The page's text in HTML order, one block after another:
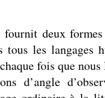
deux
les langages
fois que
d’angle